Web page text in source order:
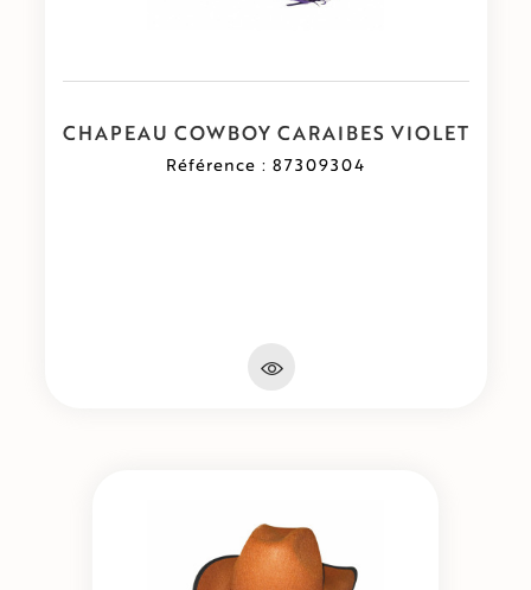
CHAPEAU COWBOY CARAIBES VIOLET
Référence : 87309304